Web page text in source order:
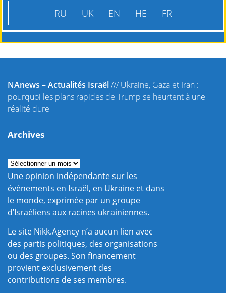
RU UK EN HE FR
NAnews – Actualités Israël/// Ukraine, Gaza et Iran :
pourquoi les plans rapides de Trump se heurtent à une
réalité dure
Archives
Une opinion indépendante sur les
événements en Israël, en Ukraine et dans
le monde, exprimée par un groupe
d’Israéliens aux racines ukrainiennes.
Le site Nikk.Agency n’a aucun lien avec
des partis politiques, des organisations
ou des groupes. Son financement
provient exclusivement des
contributions de ses membres.